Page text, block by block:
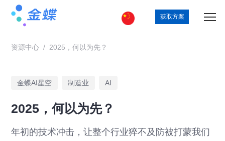
获取方案
资源中心 / 2025，何以为先？
金蝶AI星空 制造业 AI
2025，何以为先？
年初的技术冲击，让整个行业猝不及防被打蒙我们